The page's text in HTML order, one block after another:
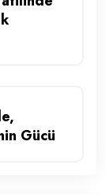
Gücü